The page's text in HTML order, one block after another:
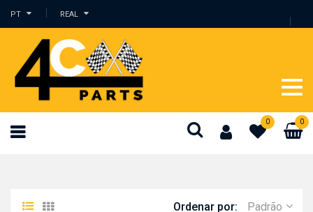
PT REAL
0 0
Ordenar por:
Padrão